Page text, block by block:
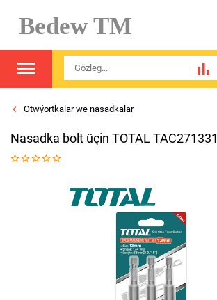
Bedew TM
Otwýortkalar we nasadkalar
Nasadka bolt üçin TOTAL TAC271331